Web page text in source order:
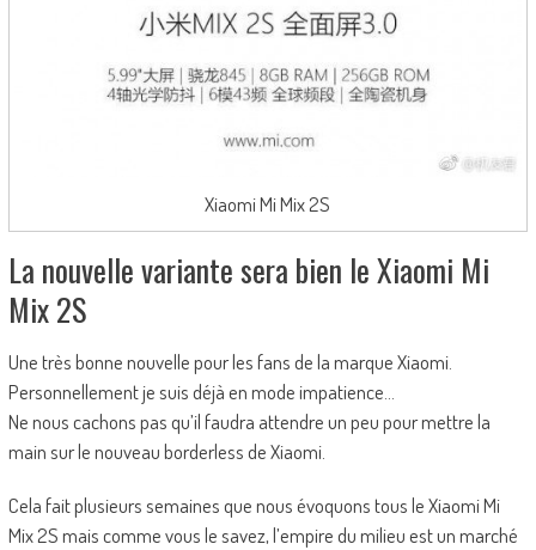
Xiaomi Mi Mix 2S
La nouvelle variante sera bien le Xiaomi Mi
Mix 2S
Une très bonne nouvelle pour les fans de la marque Xiaomi.
Personnellement je suis déjà en mode impatience…
Ne nous cachons pas qu’il faudra attendre un peu pour mettre la
main sur le nouveau borderless de Xiaomi.
Cela fait plusieurs semaines que nous évoquons tous le Xiaomi Mi
Mix 2S mais comme vous le savez, l’empire du milieu est un marché